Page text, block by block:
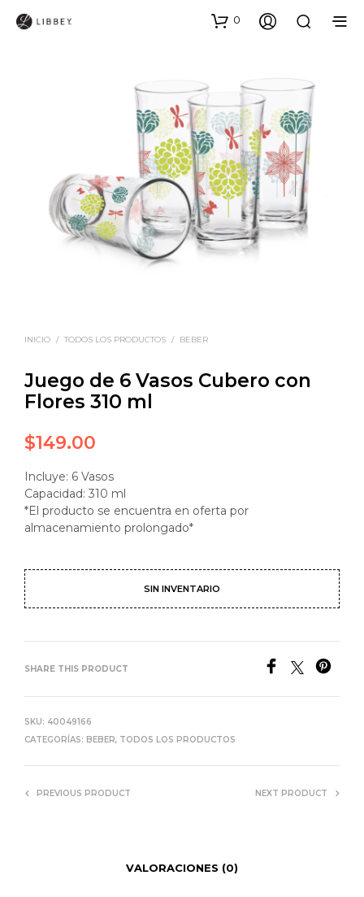
0
INICIO / TODOS LOS PRODUCTOS / BEBER
Juego de 6 Vasos Cubero con
Flores 310 ml
$149.00
Incluye: 6 Vasos
Capacidad: 310 ml
*El producto se encuentra en oferta por
almacenamiento prolongado*
SIN INVENTARIO
SHARE THIS PRODUCT
SKU: 40049166
CATEGORÍAS: BEBER, TODOS LOS PRODUCTOS
PREVIOUS PRODUCT NEXT PRODUCT
VALORACIONES (0)